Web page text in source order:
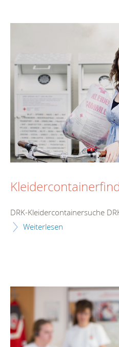
DRK-Kleidercontainersuche
Weiterlesen